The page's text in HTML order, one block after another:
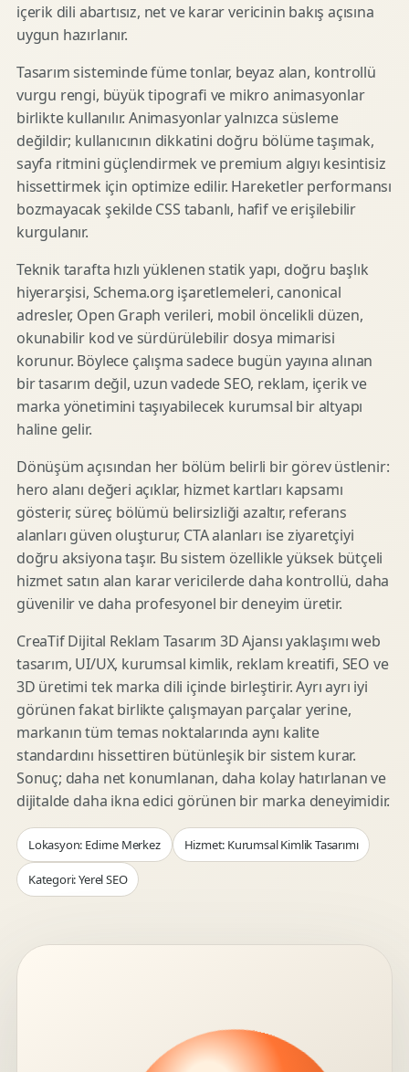
içerik dili abartısız, net ve karar vericinin bakış açısına
uygun hazırlanır.
Tasarım sisteminde füme tonlar, beyaz alan, kontrollü
vurgu rengi, büyük tipografi ve mikro animasyonlar
birlikte kullanılır. Animasyonlar yalnızca süsleme
değildir; kullanıcının dikkatini doğru bölüme taşımak,
sayfa ritmini güçlendirmek ve premium algıyı kesintisiz
hissettirmek için optimize edilir. Hareketler performansı
bozmayacak şekilde CSS tabanlı, hafif ve erişilebilir
kurgulanır.
Teknik tarafta hızlı yüklenen statik yapı, doğru başlık
hiyerarşisi, Schema.org işaretlemeleri, canonical
adresler, Open Graph verileri, mobil öncelikli düzen,
okunabilir kod ve sürdürülebilir dosya mimarisi
korunur. Böylece çalışma sadece bugün yayına alınan
bir tasarım değil, uzun vadede SEO, reklam, içerik ve
marka yönetimini taşıyabilecek kurumsal bir altyapı
haline gelir.
Dönüşüm açısından her bölüm belirli bir görev üstlenir:
hero alanı değeri açıklar, hizmet kartları kapsamı
gösterir, süreç bölümü belirsizliği azaltır, referans
alanları güven oluşturur, CTA alanları ise ziyaretçiyi
doğru aksiyona taşır. Bu sistem özellikle yüksek bütçeli
hizmet satın alan karar vericilerde daha kontrollü, daha
güvenilir ve daha profesyonel bir deneyim üretir.
CreaTif Dijital Reklam Tasarım 3D Ajansı yaklaşımı web
tasarım, UI/UX, kurumsal kimlik, reklam kreatifi, SEO ve
3D üretimi tek marka dili içinde birleştirir. Ayrı ayrı iyi
görünen fakat birlikte çalışmayan parçalar yerine,
markanın tüm temas noktalarında aynı kalite
standardını hissettiren bütünleşik bir sistem kurar.
Sonuç; daha net konumlanan, daha kolay hatırlanan ve
dijitalde daha ikna edici görünen bir marka deneyimidir.
Lokasyon: Edirne Merkez Hizmet: Kurumsal Kimlik Tasarımı
Kategori: Yerel SEO